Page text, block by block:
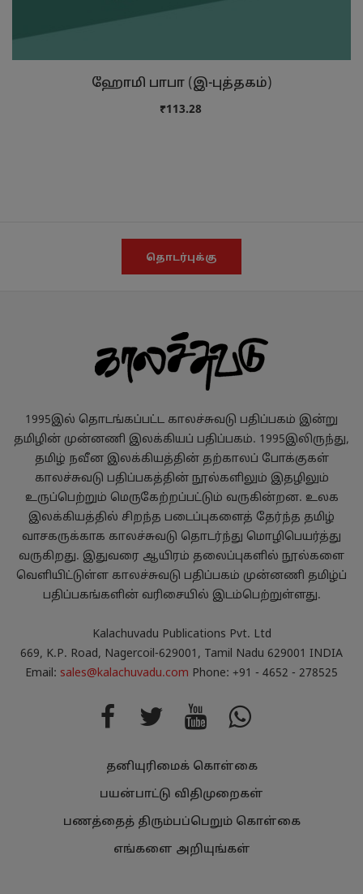
ஹோமி பாபா (இ-புத்தகம்)
₹113.28
தொடர்புக்கு
1995இல் தொடங்கப்பட்ட காலச்சுவடு பதிப்பகம் இன்று
தமிழின் முன்னணி இலக்கியப் பதிப்பகம். 1995இலிருந்து,
தமிழ் நவீன இலக்கியத்தின் தற்காலப் போக்குகள்
காலச்சுவடு பதிப்பகத்தின் நூல்களிலும் இதழிலும்
உருப்பெற்றும் மெருகேற்றப்பட்டும் வருகின்றன. உலக
இலக்கியத்தில் சிறந்த படைப்புகளைத் தேர்ந்த தமிழ்
வாசகருக்காக காலச்சுவடு தொடர்ந்து மொழிபெயர்த்து
வருகிறது. இதுவரை ஆயிரம் தலைப்புகளில் நூல்களை
வெளியிட்டுள்ள காலச்சுவடு பதிப்பகம் முன்னணி தமிழ்ப்
பதிப்பகங்களின் வரிசையில் இடம்பெற்றுள்ளது.
Kalachuvadu Publications Pvt. Ltd
669, K.P. Road, Nagercoil-629001, Tamil Nadu 629001 INDIA
Email: sales@kalachuvadu.com Phone: +91 - 4652 - 278525
தனியுரிமைக் கொள்கை
பயன்பாட்டு விதிமுறைகள்
பணத்தைத் திரும்பப்பெறும் கொள்கை
எங்களை அறியுங்கள்